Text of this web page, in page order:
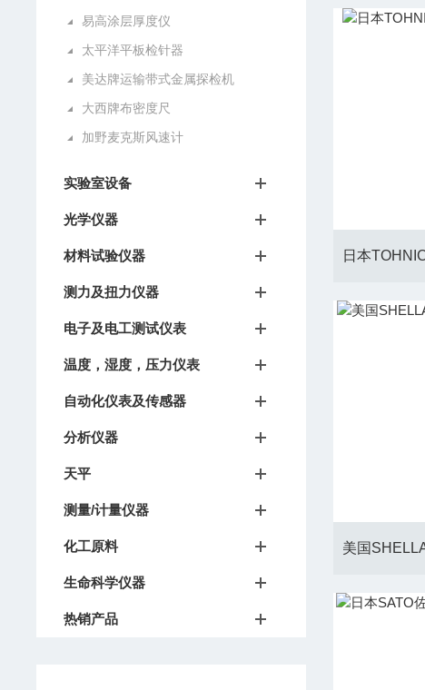
易高涂层厚度仪
太平洋平板检针器
美达牌运输带式金属探检机
大西牌布密度尺
加野麦克斯风速计
实验室设备
光学仪器
材料试验仪器
测力及扭力仪器
电子及电工测试仪表
温度，湿度，压力仪表
自动化仪表及传感器
分析仪器
天平
测量/计量仪器
化工原料
生命科学仪器
热销产品